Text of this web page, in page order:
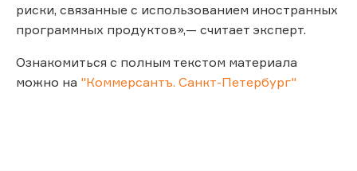
риски, связанные с использованием иностранных
программных продуктов»,— считает эксперт.
Ознакомиться с полным текстом материала
можно на "Коммерсантъ. Санкт-Петербург"